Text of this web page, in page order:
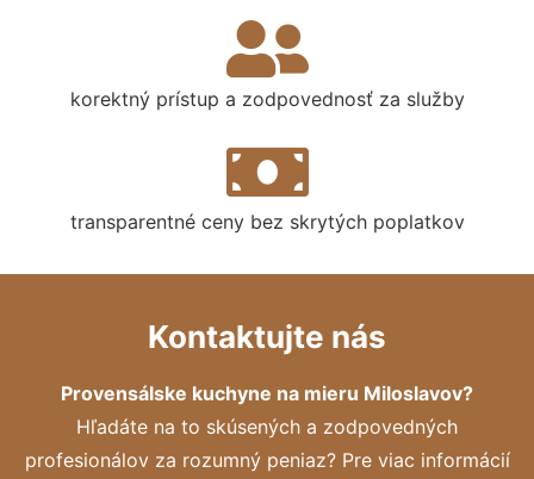
korektný prístup a zodpovednosť za služby
transparentné ceny bez skrytých poplatkov
Kontaktujte nás
Provensálske kuchyne na mieru Miloslavov?
Hľadáte na to skúsených a zodpovedných
profesionálov za rozumný peniaz? Pre viac informácií